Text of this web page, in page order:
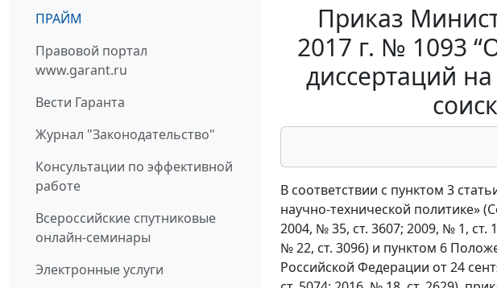
ПРАЙМ
Правовой портал
www.garant.ru
Вести Гаранта
Журнал "Законодательство"
Консультации по эффективной
работе
Всероссийские спутниковые
онлайн-семинары
Электронные услуги
Приказ
2017 г. № 1093
диссертаций
В соответствии с пунктом 3
научно-технической политике»
2004, № 35, ст. 3607; 2009, № 1, ст.
№ 22, ст. 3096) и пунктом 6
Российской Федерации от 24